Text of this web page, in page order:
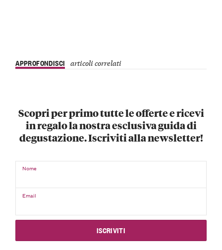
APPROFONDISCI articoli correlati
Scopri per primo tutte le offerte e ricevi
in regalo la nostra esclusiva guida di
degustazione. Iscriviti alla newsletter!
Nome
Email